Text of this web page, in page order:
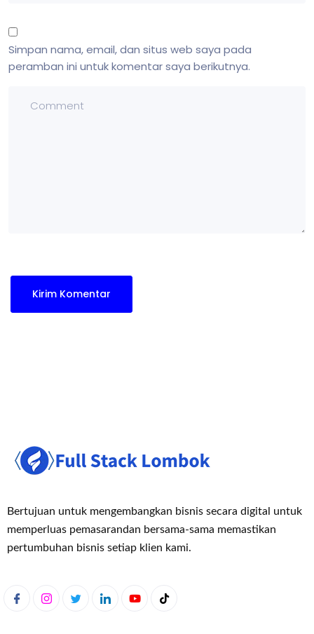
Simpan nama, email, dan situs web saya pada
peramban ini untuk komentar saya berikutnya.
Bertujuan untuk mengembangkan bisnis secara digital untuk
memperluas pemasarandan bersama-sama memastikan
pertumbuhan bisnis setiap klien kami.